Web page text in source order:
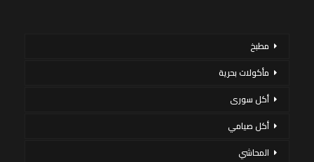
مطبخ
مأكولات بحرية
أكل سورى
أكل صيامي
المحاشي